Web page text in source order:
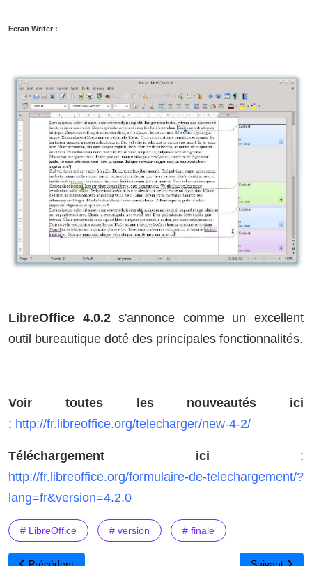
Ecran Writer :
LibreOffice 4.0.2s'annonce comme un excellent
outil bureautique doté des principales fonctionnalités.
Voir toutes les nouveautés ici
: http://fr.libreoffice.org/telecharger/new-4-2/
Téléchargement ici :
http://fr.libreoffice.org/formulaire-de-telechargement/?
lang=fr&version=4.2.0
# LibreOffice # version # finale
Article précédent : LiberKey : 293 applications disponibles en
Article